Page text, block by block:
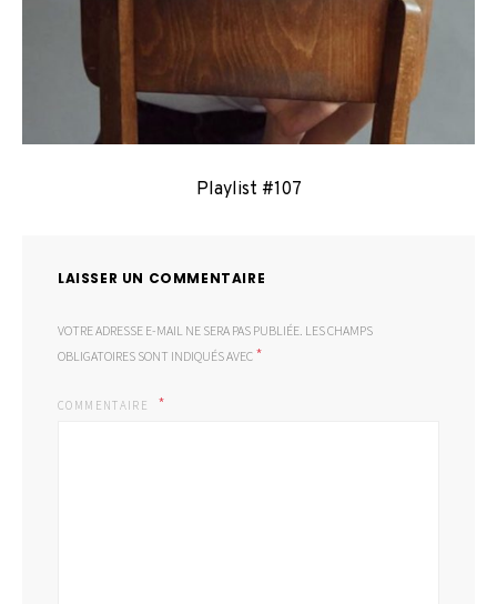
Playlist #107
LAISSER UN COMMENTAIRE
VOTRE ADRESSE E-MAIL NE SERA PAS PUBLIÉE. LES CHAMPS
OBLIGATOIRES SONT INDIQUÉS AVEC *
COMMENTAIRE